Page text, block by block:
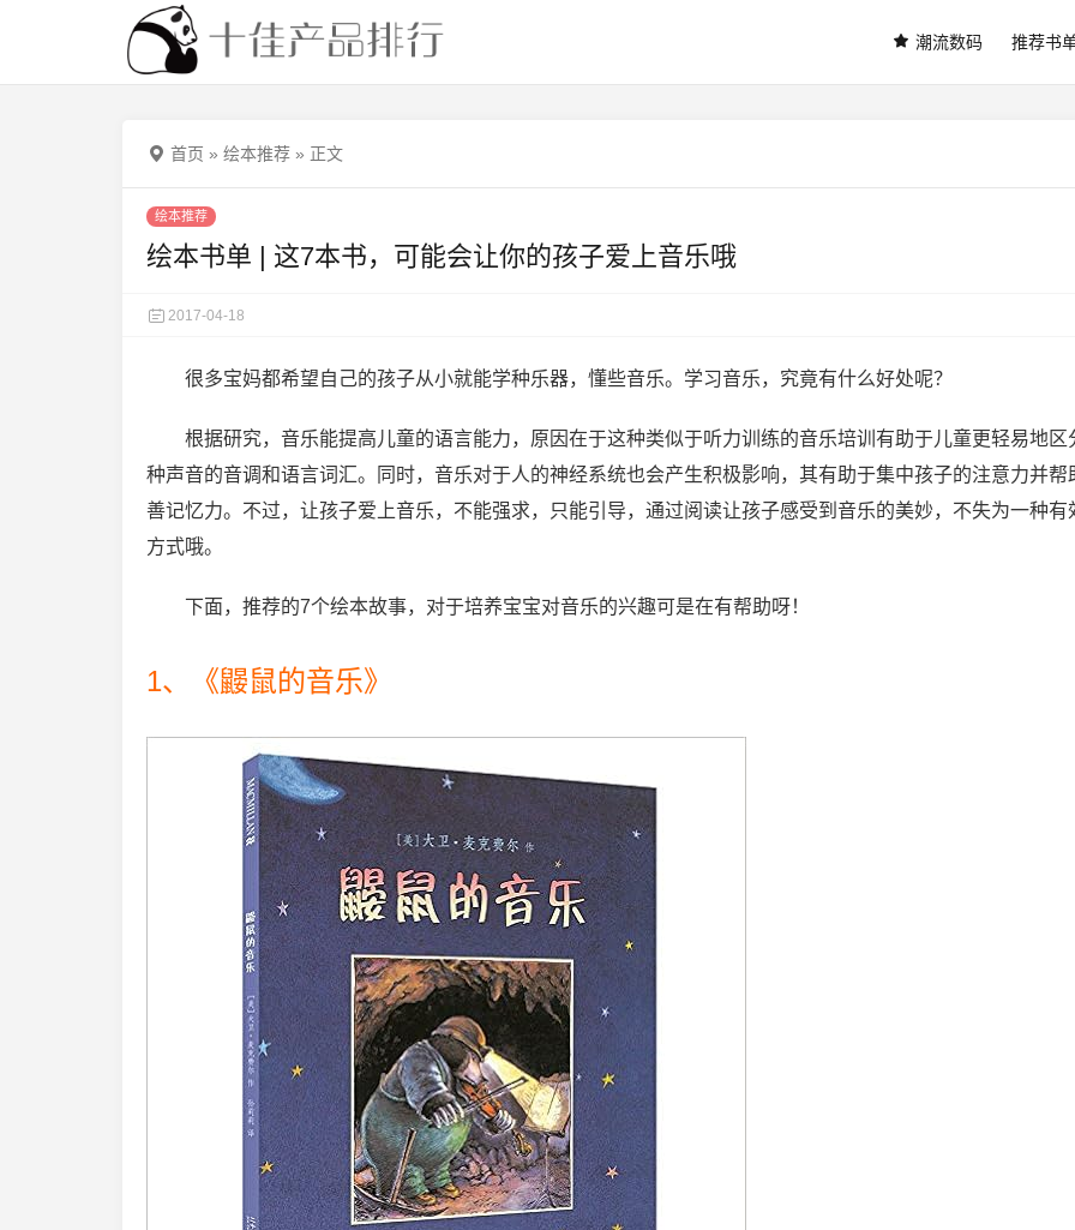
潮流数码 推荐书
首页 » 绘本推荐 » 正文
绘本推荐
绘本书单 | 这7本书，可能会让你的孩子爱上音乐哦
2017-04-18
很多宝妈都希望自己的孩子从小就能学种乐器，懂些音乐。学习音乐，究竟有什么好处呢？
根据研究，音乐能提高儿童的语言能力，原因在于这种类似于听力训练的音乐培训有助于儿童更轻易地区
种声音的音调和语言词汇。同时，音乐对于人的神经系统也会产生积极影响，其有助于集中孩子的注意力并帮
善记忆力。不过，让孩子爱上音乐，不能强求，只能引导，通过阅读让孩子感受到音乐的美妙，不失为一种有
方式哦。
下面，推荐的7个绘本故事，对于培养宝宝对音乐的兴趣可是在有帮助呀！
1、《鼹鼠的音乐》